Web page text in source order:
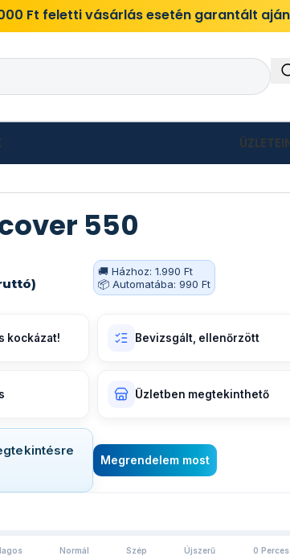
Ft feletti vásárlás esetén garantált
550
🚚 Házhoz: 1.990 Ft
📦 Automatába: 990 Ft
kockázat! Bevizsgált, ellenőrzött
Üzletben megtekinthető
Megrendelem most
Normál Szép Újszerű 0 Perces